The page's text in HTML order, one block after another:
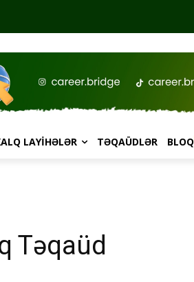
LAYIHƏLƏR TƏQAÜDLƏR BLOQ
Təqaüd